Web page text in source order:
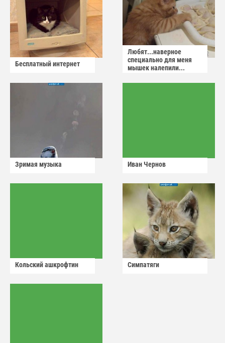
Бесплатный интернет
Любят...наверное
специально для меня
мышек налепили...
Зримая музыка Иван Чернов
Кольский ашкрофтин Симпатяги